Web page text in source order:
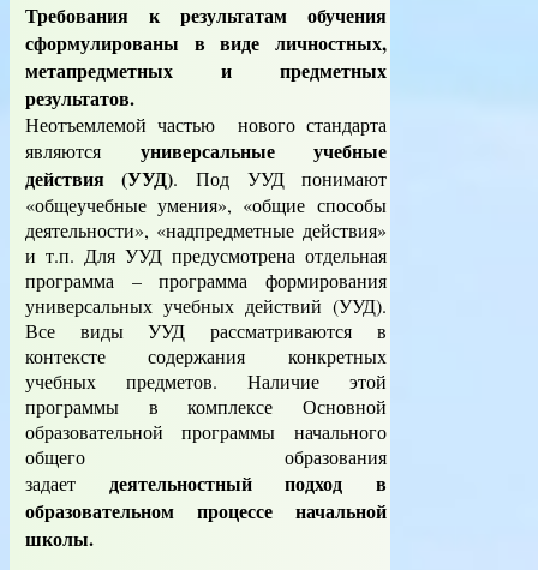
Требования к результатам обучения
сформулированы в виде личностных,
метапредметных и предметных
результатов.
Неотъемлемой частью нового стандарта
являются универсальные учебные
действия (УУД). Под УУД понимают
«общеучебные умения», «общие способы
деятельности», «надпредметные действия»
и т.п. Для УУД предусмотрена отдельная
программа – программа формирования
универсальных учебных действий (УУД).
Все виды УУД рассматриваются в
контексте содержания конкретных
учебных предметов. Наличие этой
программы в комплексе Основной
образовательной программы начального
общего образования
задает деятельностный подход в
образовательном процессе начальной
школы.